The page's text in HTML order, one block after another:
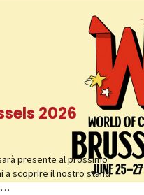
2026
presente al prossimo
a scoprire il nostro stand